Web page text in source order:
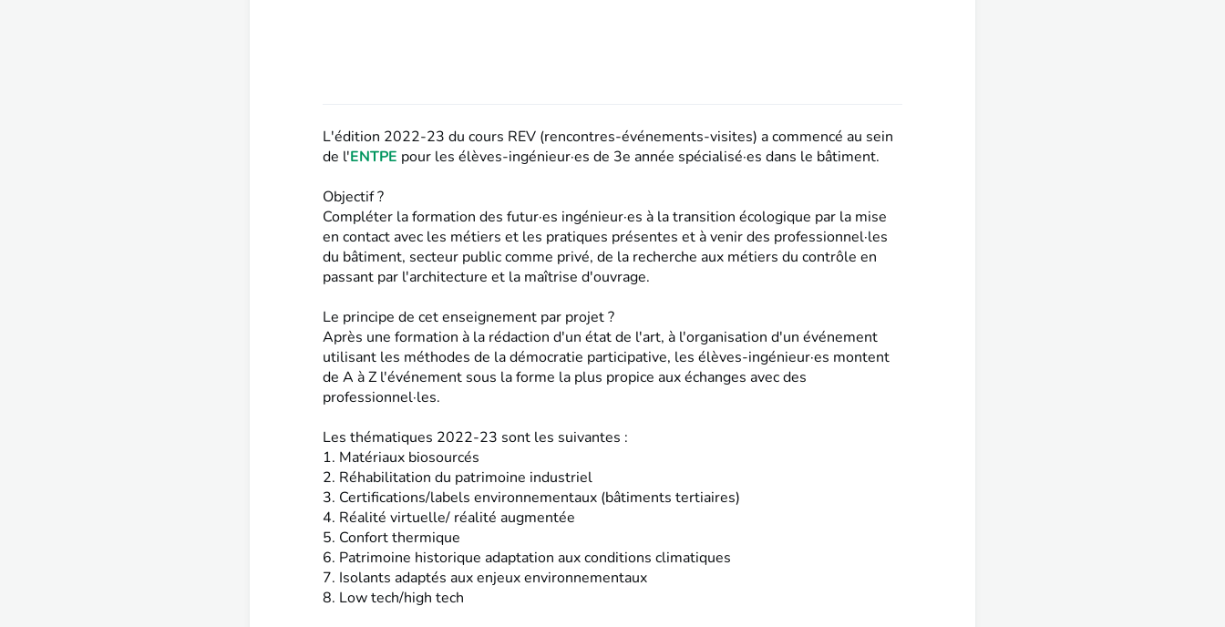
L'édition 2022-23 du cours REV (rencontres-événements-visites) a commencé au sein
de l'ENTPE pour les élèves-ingénieur·es de 3e année spécialisé·es dans le bâtiment.
Objectif ?
Compléter la formation des futur·es ingénieur·es à la transition écologique par la mise
en contact avec les métiers et les pratiques présentes et à venir des professionnel·les
du bâtiment, secteur public comme privé, de la recherche aux métiers du contrôle en
passant par l'architecture et la maîtrise d'ouvrage.
Le principe de cet enseignement par projet ?
Après une formation à la rédaction d'un état de l'art, à l'organisation d'un événement
utilisant les méthodes de la démocratie participative, les élèves-ingénieur·es montent
de A à Z l'événement sous la forme la plus propice aux échanges avec des
professionnel·les.
Les thématiques 2022-23 sont les suivantes :
1. Matériaux biosourcés
2. Réhabilitation du patrimoine industriel
3. Certifications/labels environnementaux (bâtiments tertiaires)
4. Réalité virtuelle/ réalité augmentée
5. Confort thermique
6. Patrimoine historique adaptation aux conditions climatiques
7. Isolants adaptés aux enjeux environnementaux
8. Low tech/high tech